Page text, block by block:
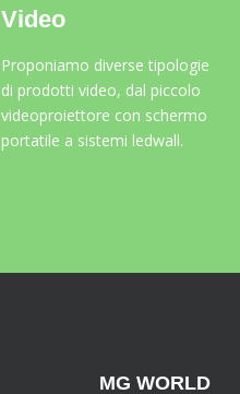
Video
Proponiamo diverse tipologie
di prodotti video, dal piccolo
videoproiettore con schermo
portatile a sistemi ledwall.
MG WORLD